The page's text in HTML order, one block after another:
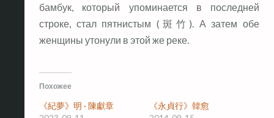
бамбук, который упоминается в последней
строке, стал пятнистым (斑竹). А затем обе
женщины утонули в этой же реке.
Похожее
《紀夢》明 · 陳獻章
《永貞行》韓愈